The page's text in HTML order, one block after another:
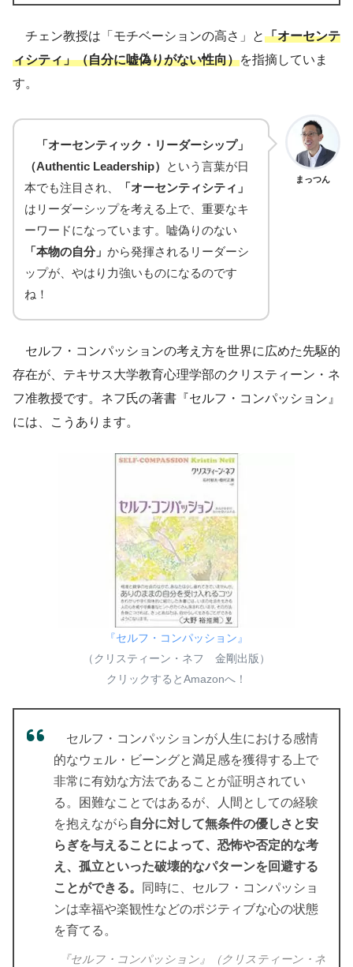
チェン教授は「モチベーションの高さ」と「オーセンテ
ィシティ」（自分に嘘偽りがない性向）を指摘していま
す。
まっつん
「オーセンティック・リーダーシップ」
（Authentic Leadership）
という言葉が日
本でも注目され、
「オーセンティシティ」
はリーダーシップを考える上で、重要なキ
ーワードになっています。嘘偽りのない
「本物の自分」 から発揮されるリーダーシ
ップが、やはり力強いものになるのです
ね！
セルフ・コンパッションの考え方を世界に広めた先駆的
存在が、テキサス大学教育心理学部のクリスティーン・ネ
フ准教授です。ネフ氏の著書『セルフ・コンパッション』
には、こうあります。
『セルフ・コンパッション』
（クリスティーン・ネフ 金剛出版）
クリックするとAmazonへ！
セルフ・コンパッションが人生における感情
的なウェル・ビーングと満足感を獲得する上で
非常に有効な方法であることが証明されてい
る。困難なことではあるが、人間としての経験
を抱えながら 自分に対して無条件の優しさと安
らぎを与えることによって、恐怖や否定的な考
え、孤立といった破壊的なパターンを回避する
ことができる。
同時に、セルフ・コンパッショ
ンは幸福や楽観性などのポジティブな心の状態
を育てる。
『セルフ・コンパッション』（クリスティーン・ネ